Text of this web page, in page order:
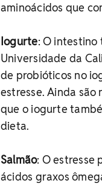
aminoácidos que
Iogurte: O intestino
Universidade da
de probióticos no
estresse. Ainda são
que o iogurte
dieta.
Salmão: O estresse
ácidos graxos